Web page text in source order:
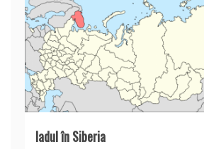
Iadul în Siberia